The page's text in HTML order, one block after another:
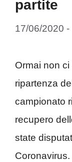
partite
17/06/2020 -
Ormai non
ripartenza
campionato
recupero
state
Coronavirus.